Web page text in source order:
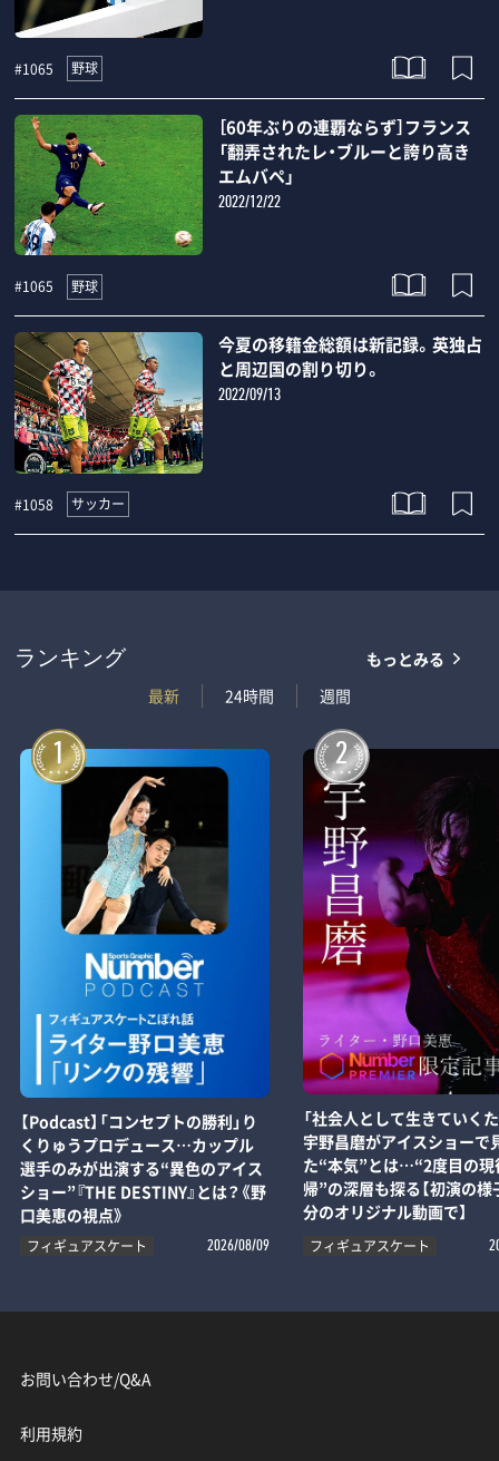
#1065 野球
［60年ぶりの連覇ならず］フランス
「翻弄されたレ・ブルーと誇り高き
エムバペ」
2022/12/22
#1065 野球
今夏の移籍金総額は新記録。英独占
と周辺国の割り切り。
2022/09/13
#1058 サッカー
ランキング
最新
24時間 週間
もっとみる
1
【Podcast】「コンセプトの勝利」り
くりゅうプロデュース…カップル
選手のみが出演する“異色のアイス
ショー”『THE DESTINY』とは？《野
口美恵の視点》
フィギュアスケート 2026/08/09
2
「社会人として生きていく
宇野昌磨がアイスショーで
た“本気”とは…“2度目の現
帰”の深層も探る【初演の様
分のオリジナル動画で】
フィギュアスケート
お問い合わせ/Q&A
利用規約